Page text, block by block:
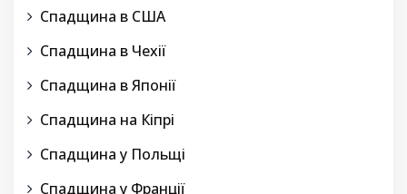
Спадщина в США
Спадщина в Чехії
Спадщина в Японії
Спадщина на Кіпрі
Спадщина у Польщі
Спадщина у Франції